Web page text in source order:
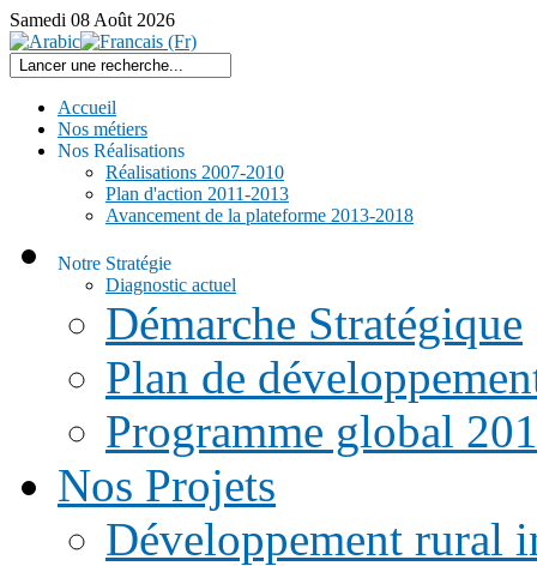
Samedi 08 Août 2026
Accueil
Nos métiers
Nos Réalisations
Réalisations 2007-2010
Plan d'action 2011-2013
Avancement de la plateforme 2013-2018
Notre Stratégie
Diagnostic actuel
Démarche Stratégique
Plan de
Programme global
Nos Projets
Développement rural